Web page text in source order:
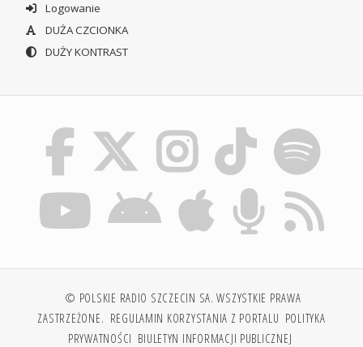
Logowanie
DUŻA CZCIONKA
DUŻY KONTRAST
© POLSKIE RADIO SZCZECIN SA. WSZYSTKIE PRAWA
ZASTRZEŻONE. REGULAMIN KORZYSTANIA Z PORTALU POLITYKA
PRYWATNOŚCI BIULETYN INFORMACJI PUBLICZNEJ